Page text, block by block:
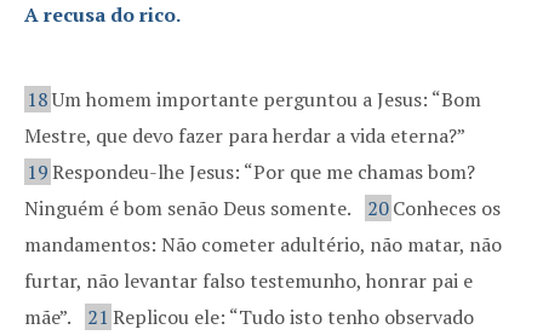
A recusa do rico.
18Um homem importante perguntou a Jesus: “Bom
Mestre, que devo fazer para herdar a vida eterna?”
19Respondeu-lhe Jesus: “Por que me chamas bom?
Ninguém é bom senão Deus somente.
20Conheces os
mandamentos: Não cometer adultério, não matar, não
furtar, não levantar falso testemunho, honrar pai e
mãe”.
21 Replicou ele: “Tudo isto tenho observado